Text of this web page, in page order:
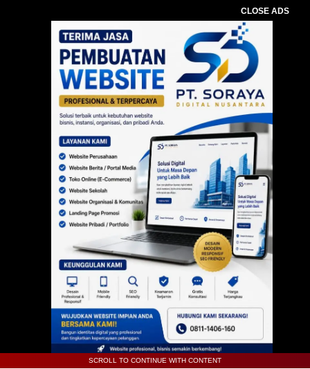
CLOSE ADS
SCROLL TO CONTINUE WITH CONTENT